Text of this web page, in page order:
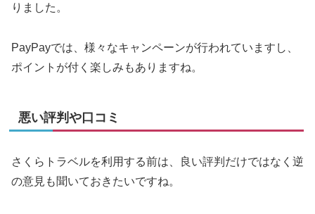
りました。
PayPayでは、様々なキャンペーンが行われていますし、
ポイントが付く楽しみもありますね。
悪い評判や口コミ
さくらトラベルを利用する前は、良い評判だけではなく逆
の意見も聞いておきたいですね。